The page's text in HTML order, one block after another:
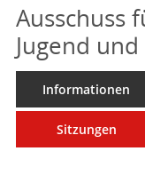
Ausschuss
Jugend
Informationen
Sitzungen